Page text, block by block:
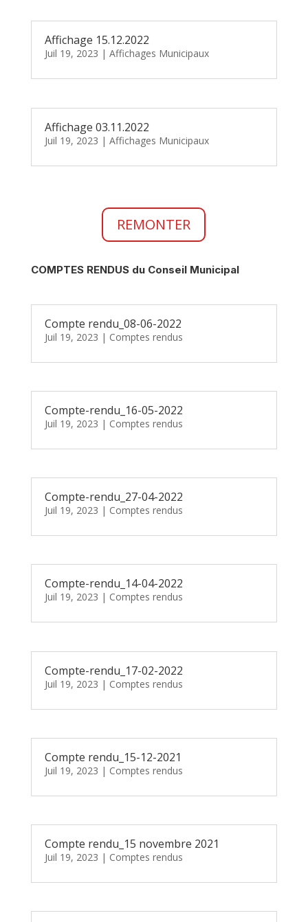
Affichage 15.12.2022
Juil 19, 2023 | Affichages Municipaux
Affichage 03.11.2022
Juil 19, 2023 | Affichages Municipaux
REMONTER
COMPTES RENDUS du Conseil Municipal
Compte rendu_08-06-2022
Juil 19, 2023 | Comptes rendus
Compte-rendu_16-05-2022
Juil 19, 2023 | Comptes rendus
Compte-rendu_27-04-2022
Juil 19, 2023 | Comptes rendus
Compte-rendu_14-04-2022
Juil 19, 2023 | Comptes rendus
Compte-rendu_17-02-2022
Juil 19, 2023 | Comptes rendus
Compte rendu_15-12-2021
Juil 19, 2023 | Comptes rendus
Compte rendu_15 novembre 2021
Juil 19, 2023 | Comptes rendus